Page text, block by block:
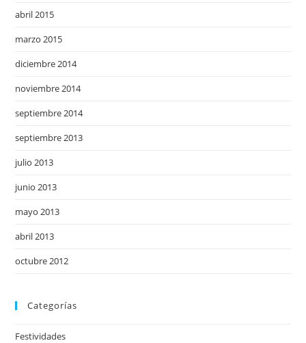
abril 2015
marzo 2015
diciembre 2014
noviembre 2014
septiembre 2014
septiembre 2013
julio 2013
junio 2013
mayo 2013
abril 2013
octubre 2012
Categorías
Festividades